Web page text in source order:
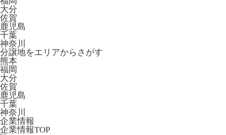
大分
佐賀
鹿児島
千葉
神奈川
分譲地をエリアからさがす
熊本
福岡
大分
佐賀
鹿児島
千葉
神奈川
企業情報
企業情報TOP